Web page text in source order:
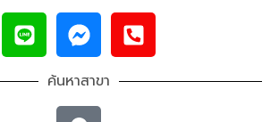
ค้นหาสาขา